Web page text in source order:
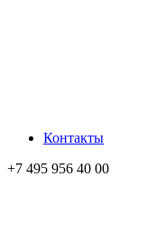
Контакты
+7 495 956 40 00